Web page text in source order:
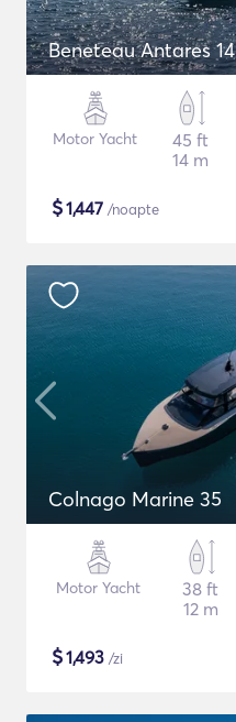
Beneteau Antares 14
Motor Yacht
45 ft
14 m
$1,447 /noapte
Colnago Marine 35
Motor Yacht
38 ft
12 m
$1,493 /zi